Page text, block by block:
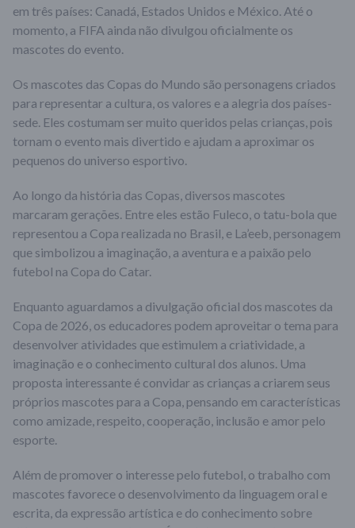
em três países: Canadá Estados Unidos e México . Até o
momento, a FIFA ainda não divulgou oficialmente os
mascotes do evento.
Os mascotes das Copas do Mundo são personagens criados
para representar a cultura, os valores e a alegria dos países-
sede. Eles costumam ser muito queridos pelas crianças, pois
tornam o evento mais divertido e ajudam a aproximar os
pequenos do universo esportivo.
Ao longo da história das Copas, diversos mascotes
marcaram gerações. Entre eles estão Fuleco , o tatu-bola que
representou a Copa realizada no Brasil, e La’eeb , personagem
que simbolizou a imaginação, a aventura e a paixão pelo
futebol na Copa do Catar.
Enquanto aguardamos a divulgação oficial dos mascotes da
Copa de 2026, os educadores podem aproveitar o tema para
desenvolver atividades que estimulem a criatividade, a
imaginação e o conhecimento cultural dos alunos. Uma
proposta interessante é convidar as crianças a criarem seus
próprios mascotes para a Copa, pensando em características
como amizade, respeito, cooperação, inclusão e amor pelo
esporte.
Além de promover o interesse pelo futebol, o trabalho com
mascotes favorece o desenvolvimento da linguagem oral e
escrita, da expressão artística e do conhecimento sobre